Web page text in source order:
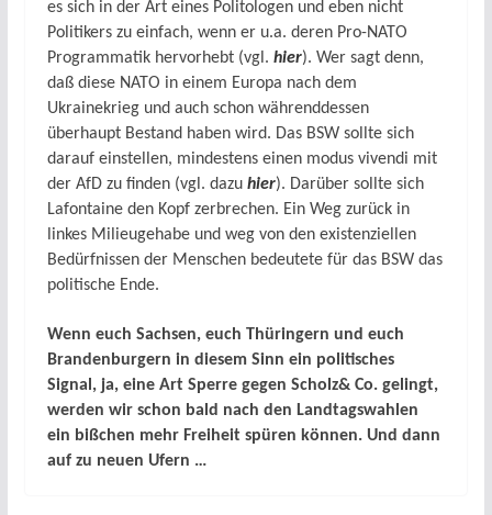
es sich in der Art eines Politologen und eben nicht
Politikers zu einfach, wenn er u.a. deren Pro-NATO
Programmatik hervorhebt (vgl. hier). Wer sagt denn,
daß diese NATO in einem Europa nach dem
Ukrainekrieg und auch schon währenddessen
überhaupt Bestand haben wird. Das BSW sollte sich
darauf einstellen, mindestens einen modus vivendi mit
der AfD zu finden (vgl. dazu hier). Darüber sollte sich
Lafontaine den Kopf zerbrechen. Ein Weg zurück in
linkes Milieugehabe und weg von den existenziellen
Bedürfnissen der Menschen bedeutete für das BSW das
politische Ende.
Wenn euch Sachsen, euch Thüringern und euch
Brandenburgern in diesem Sinn ein politisches
Signal, ja, eine Art Sperre gegen Scholz& Co. gelingt,
werden wir schon bald nach den Landtagswahlen
ein bißchen mehr Freiheit spüren können. Und dann
auf zu neuen Ufern …